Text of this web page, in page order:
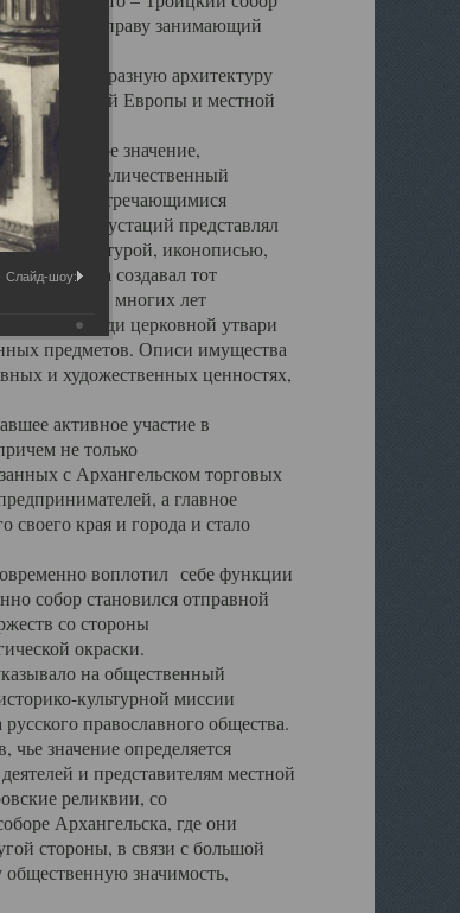
по праву занимающий
и своеобразную архитектуру
Западной Европы и местной
значение,
и величественный
нигде не встречающимися
инкрустаций представлял
скульптурой, иконописью,
храма создавал тот
протяжении многих лет
среди церковной утвари
предметов. Описи имущества
и художественных ценностях,
активное участие в
не только
с Архангельском торговых
а главное
своего края и города и стало
воплотил себе функции
собор становился отправной
со стороны
окраски.
на общественный
культурной миссии
православного общества.
значение определяется
и представителям местной
реликвии, со
Архангельска, где они
стороны, в связи с большой
значимость,
Слайд-шоу: